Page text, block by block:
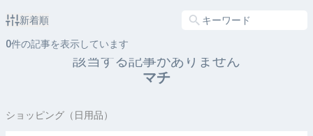
新着順
0件の記事を表示しています
該当する記事がありません
マチ
ショッピング（日用品）